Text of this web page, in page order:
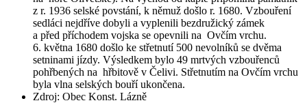
z r. 1936 selské povstání, k němuž došlo r. 1680. Vzbouření
sedláci nejdříve dobyli a vyplenili bezdružický zámek
a před příchodem vojska se opevnili na Ovčím vrchu.
6. května 1680 došlo ke střetnutí 500 nevolníků se dvěma
setninami jízdy. Výsledkem bylo 49 mrtvých vzbouřenců
pohřbených na hřbitově v Čelivi. Střetnutím na Ovčím vrchu
byla vlna selských bouří ukončena.
Zdroj: Obec Konst. Lázně